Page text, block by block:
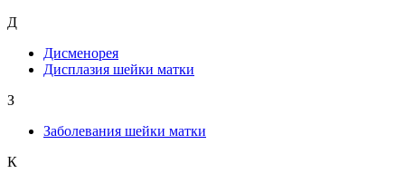
Д
Дисменорея
Дисплазия шейки матки
З
Заболевания шейки матки
К